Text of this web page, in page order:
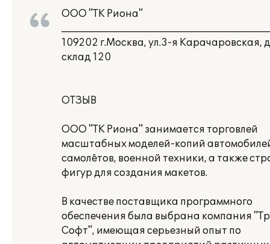
ООО "ТК Риона"
109202 г.Москва, ул.3-я Карачаровская,
склад 120
ОТЗЫВ
ООО "ТК Риона" занимается торговлей
масштабных моделей-копий
самолётов, военной техники, а также
фигур для создания макетов.
В качестве поставщика программного
обеспечения была выбрана компания
Софт", имеющая серьезный опыт по